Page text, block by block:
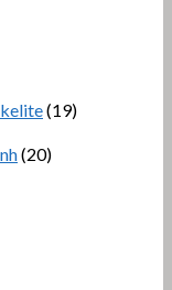
(19)
(20)